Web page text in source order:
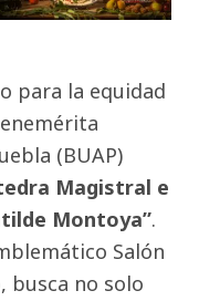
para la equidad
(BUAP)
Magistral e
Montoya”.
Salón
busca no solo